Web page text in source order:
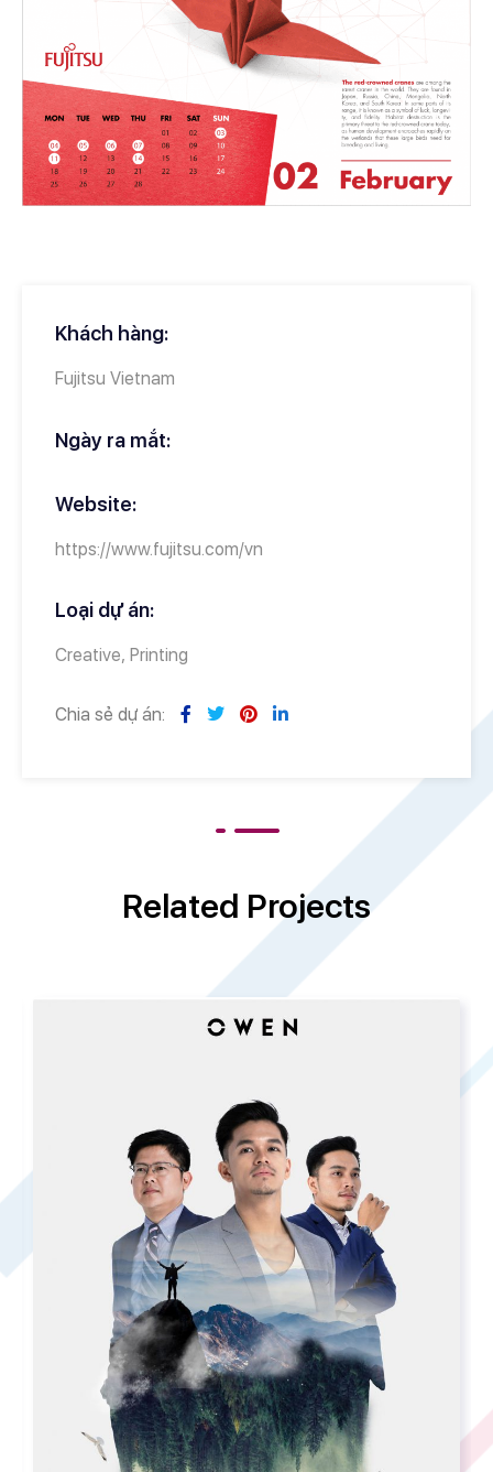
Khách hàng:
Fujitsu Vietnam
Ngày ra mắt:
Website:
https://www.fujitsu.com/vn
Loại dự án:
Creative, Printing
Chia sẻ dự án:
Related Projects
OWEN | “MYWAY” IMC CAMPAIGN
Xem chi tiết
Tải xuống